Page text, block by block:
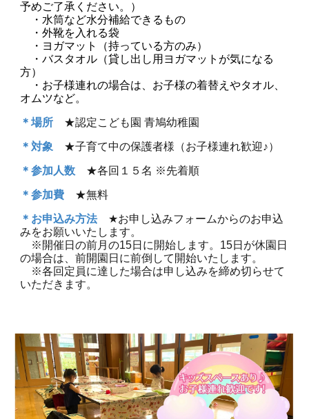
予めご了承ください。）
・ 水筒など水分補給できるもの
・外靴を入れる袋
・ ヨガマット（持っている方のみ）
・バスタオル（貸し出し用ヨガマットが気になる
方）
・ お子様連れの場合は、お子様の着替えやタオル、
オムツなど。
＊場所 ★認定こども園 青鳩幼稚園
＊対象 ★子育て中の保護者様（お子様連れ歓迎♪）
＊参加人数 ★各回１５名 ※先着順
＊参加費 ★無料
＊お申込み方法 ★お申し込みフォームからのお申込
みをお願いいたします。
※開催日の前月の15日に開始します。15日が休園日
の場合は、前開園日に前倒して開始いたします。
※各回定員に達した場合は申し込みを締め切らせて
いただきます。